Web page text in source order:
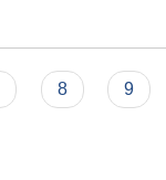
8 9